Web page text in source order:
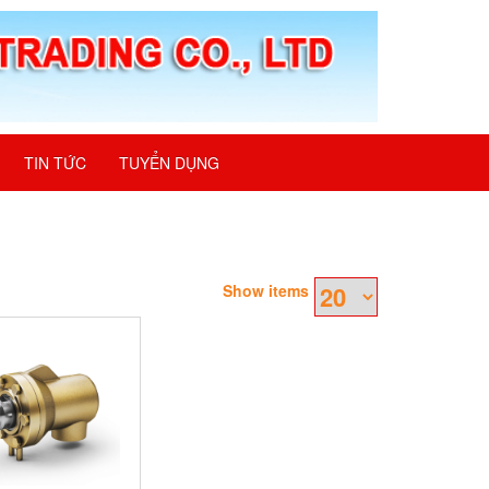
TIN TỨC TUYỂN DỤNG
Show items